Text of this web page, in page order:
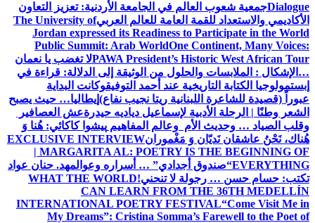
Dialogueجمعية شعوب العالم في الجامعة الأردنية: تعزيز التعاون
الأكاديمي والاستعداد للقمة العامة للعالم العربيThe University of
Jordan expressed its Readiness to Participate in the World
Public Summit: Arab WorldOne Continent, Many Voices:
PAWA President’s Historic West African Tourلا تغضب يا نعمان
…الإشكال : الملابسات والحلول من الوثيقة إلى الدلالة: قراءة في
إبستمولوجيا الكتابة التاريخية عند أحمد التوفيقوكانت البداية
عبوراً (قصيدة للشاعرة اللبنانية ريتا نجيب نفاع) إيطاليا… حيث يصبح
الشعر وطنًا | الرحلة الأدبية لإسماعيل دياديه حيدرةعش العصافير
وقلب الصياد … وحديث الأم وعالم المفاهيم پیشوا کاکائي: هُنا وَ
هُناك، نَحْنُ عاشقان نَديّان وَ مَغْمورانEXCLUSIVE INTERVIEW
| MARGARITA AL: POETRY IS THE BEGINNING OF
EVERYTHING“صندوق أجدادي” … أسراره وعوالمهد. حنان عواد
تكتب: حسام حسن … رجولة لا تنحني!WHAT THE WORLD
CAN LEARN FROM THE 36TH MEDELLÍN
INTERNATIONAL POETRY FESTIVAL“Come Visit Me in
My Dreams”: Cristina Somma’s Farewell to the Poet of